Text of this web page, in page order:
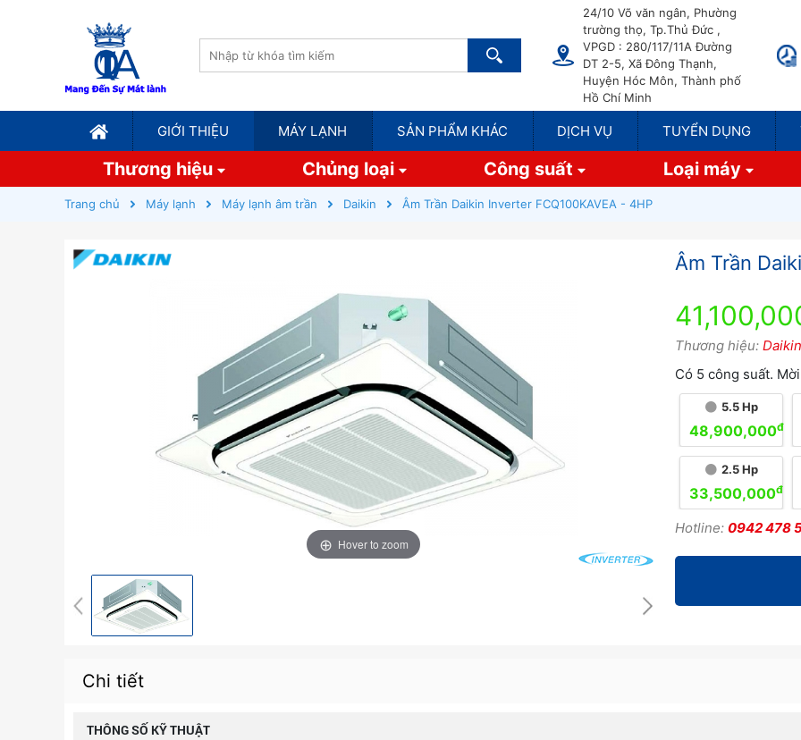
24/10 Võ văn ngân, Phường
trường thọ, Tp.Thủ Đức ,
VPGD : 280/117/11A Đường
DT 2-5, Xã Đông Thạnh,
Huyện Hóc Môn, Thành phố
Hồ Chí Minh
GIỚI THIỆU MÁY LẠNH SẢN PHẨM KHÁC DỊCH VỤ TUYỂN DỤNG
Thương hiệu Chủng loại Công suất Loại máy
Trang chủ Máy lạnh Máy lạnh âm trần Daikin Âm Trần Daikin Inverter FCQ100KAVEA - 4HP
Hover to zoom
Âm Trần
Thương hiệu: Daikin
Có 5 công suất.
5.5 Hp
48,900,000đ
2.5 Hp
33,500,000đ
Hotline: 0942 478
Chi tiết
THÔNG SỐ KỸ THUẬT